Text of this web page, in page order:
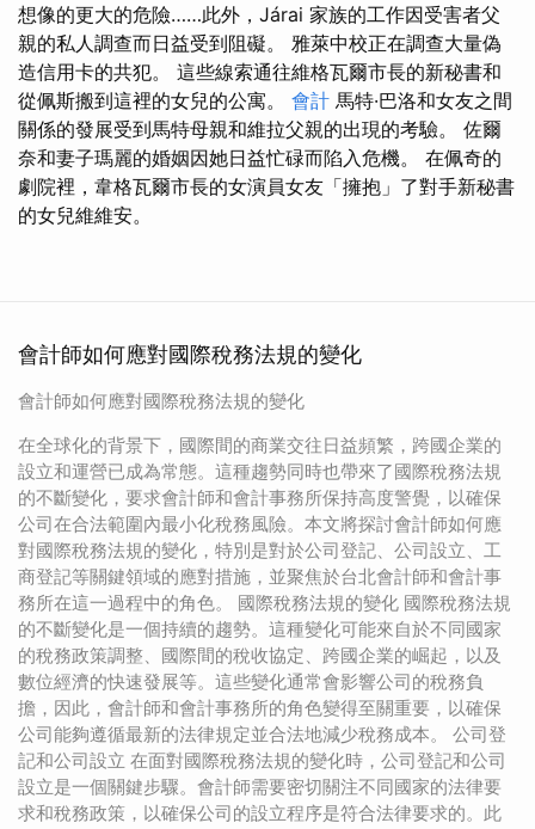
想像的更大的危險……此外，Járai 家族的工作因受害者父
親的私人調查而日益受到阻礙。 雅萊中校正在調查大量偽
造信用卡的共犯。 這些線索通往維格瓦爾市長的新秘書和
從佩斯搬到這裡的女兒的公寓。 會計 馬特·巴洛和女友之間
關係的發展受到馬特母親和維拉父親的出現的考驗。 佐爾
奈和妻子瑪麗的婚姻因她日益忙碌而陷入危機。 在佩奇的
劇院裡，韋格瓦爾市長的女演員女友「擁抱」了對手新秘書
的女兒維維安。
會計師如何應對國際稅務法規的變化
會計師如何應對國際稅務法規的變化
在全球化的背景下，國際間的商業交往日益頻繁，跨國企業的
設立和運營已成為常態。這種趨勢同時也帶來了國際稅務法規
的不斷變化，要求會計師和會計事務所保持高度警覺，以確保
公司在合法範圍內最小化稅務風險。本文將探討會計師如何應
對國際稅務法規的變化，特別是對於公司登記、公司設立、工
商登記等關鍵領域的應對措施，並聚焦於台北會計師和會計事
務所在這一過程中的角色。 國際稅務法規的變化 國際稅務法規
的不斷變化是一個持續的趨勢。這種變化可能來自於不同國家
的稅務政策調整、國際間的稅收協定、跨國企業的崛起，以及
數位經濟的快速發展等。這些變化通常會影響公司的稅務負
擔，因此，會計師和會計事務所的角色變得至關重要，以確保
公司能夠遵循最新的法律規定並合法地減少稅務成本。 公司登
記和公司設立 在面對國際稅務法規的變化時，公司登記和公司
設立是一個關鍵步驟。會計師需要密切關注不同國家的法律要
求和稅務政策，以確保公司的設立程序是符合法律要求的。此